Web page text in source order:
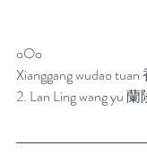
oOo
Xianggang wudao
2. Lan Ling wang yu